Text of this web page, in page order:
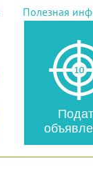
Полезная